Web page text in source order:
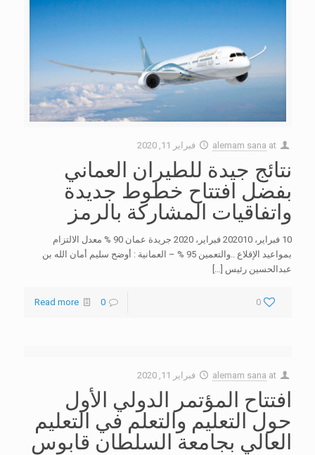
alemam sana at فبراير 11, 2020
نتائج جيدة للطيران العماني
بفضل افتتاح خطوط جديدة
واتفاقيات المشاركة بالرمز
10 فبراير، 202010 فبراير، 2020 جريدة عمان 90 % معدل الالتزام
بمواعيد الإقلاع ..والتعمين 95 % – العمانية : أوضح سليم أمان الله بن
عبدالحسين رئيس
0
0
Read more
alemam sana at فبراير 11, 2020
افتتاح المؤتمر الدولي الأول
حول التعليم والتعلم في التعليم
العالي بجامعة السلطان قابوس